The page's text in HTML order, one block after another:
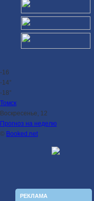
-16
-14°
-18°
Томск
Воскресенье, 12
Прогноз на неделю
© Booked.net
РЕКЛАМА